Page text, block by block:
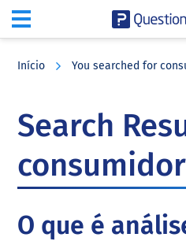
Início You searched for
Search
consumidor
O que é